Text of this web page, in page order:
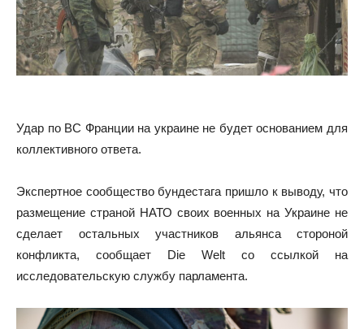
Удар по ВС Франции на украине не будет основанием для
коллективного ответа.
Экспертное сообщество бундестага пришло к выводу, что
размещение страной НАТО своих военных на Украине не
сделает остальных участников альянса стороной
конфликта, сообщает Die Welt со ссылкой на
исследовательскую службу парламента.